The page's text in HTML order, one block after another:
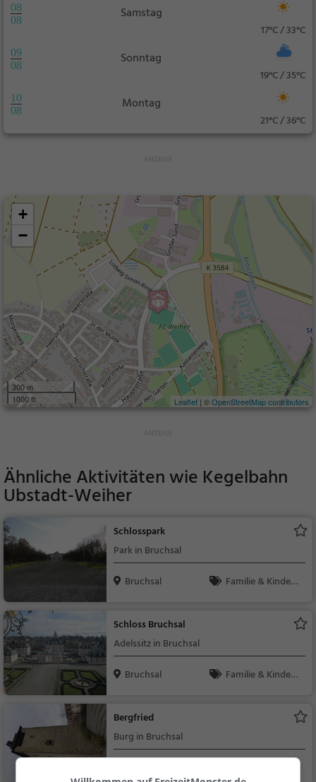
08
08
Samstag
17°C / 33°C
09
08
Sonntag
19°C / 35°C
10
08
Montag
21°C / 36°C
+
−
300 m
1000 ft
Leaflet | ©OpenStreetMap contributors
Ähnliche Aktivitäten wie Kegelbahn
Ubstadt-Weiher
Schlosspark
Park in Bruchsal
Bruchsal
Familie & Kinder,
Schloss Bruchsal
Adelssitz in Bruchsal
Bruchsal
Familie & Kinder,
Bergfried
Burg in Bruchsal